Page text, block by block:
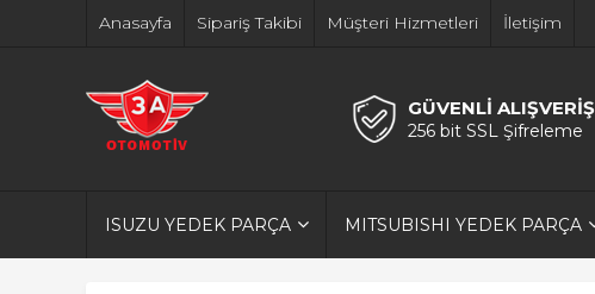
Anasayfa Sipariş Takibi Müşteri Hizmetleri İletişim
GÜVENLİ ALIŞVERİŞ
256 bit SSL Şifreleme
ISUZU YEDEK PARÇA MITSUBISHI YEDEK PARÇA